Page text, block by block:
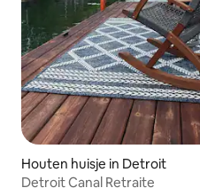
Houten huisje in Detroit
Detroit Canal Retraite